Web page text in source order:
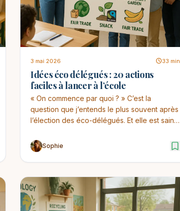
3 mai 2026 33 min
Idées éco délégués : 20 actions
faciles à lancer à l’école
« On commence par quoi ? » C’est la
question que j’entends le plus souvent après
l’élection des éco-délégués. Et elle est saine
Sophie